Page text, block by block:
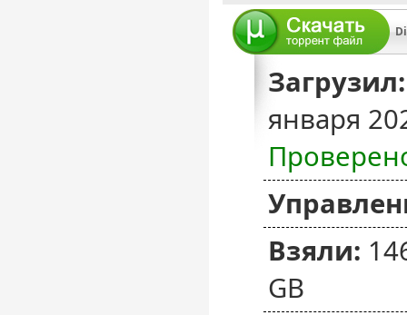
Загрузил:
января
Взяли:
GB